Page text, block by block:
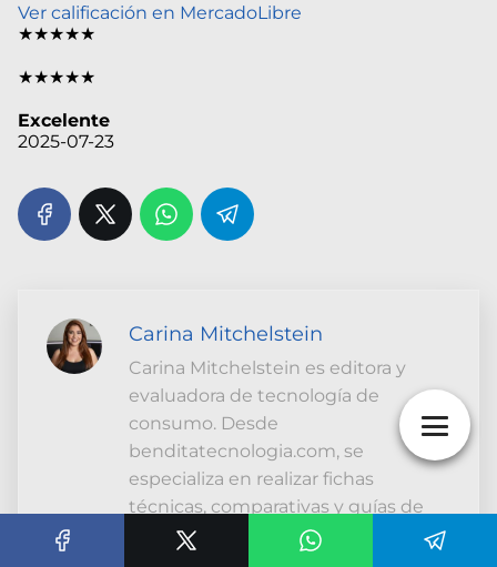
Ver calificación en MercadoLibre
★★★★★
★★★★★
Excelente
2025-07-23
Carina Mitchelstein
Carina Mitchelstein es editora y
evaluadora de tecnología de
consumo. Desde
benditatecnologia.com, se
especializa en realizar fichas
técnicas, comparativas y guías de
compra sobre celulares, gadgets y